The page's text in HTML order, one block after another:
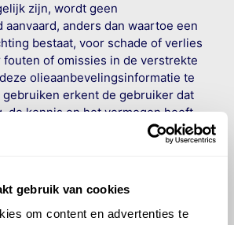
gebruik van cookies
om content en advertenties te
zijn, wordt geen
aanvaard, anders dan waartoe een
bestaat, voor schade of verlies
of omissies in de verstrekte
olieaanbevelingsinformatie te
gebruiken erkent de gebruiker dat
de kennis en het vermogen heeft
op een
manier uit te voeren. Hij/zij
verlies, letsel, claim en schade
onjuiste interpretatie of een
de gepubliceerde gegevens.